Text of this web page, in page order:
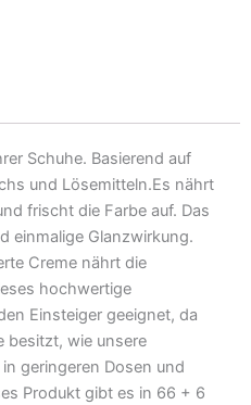
Schuhe. Basierend auf
und Lösemitteln.Es nährt
frischt die Farbe auf. Das
einmalige Glanzwirkung.
Creme nährt die
hochwertige
Einsteiger geeignet, da
besitzt, wie unsere
in geringeren Dosen und
Produkt gibt es in 66 + 6